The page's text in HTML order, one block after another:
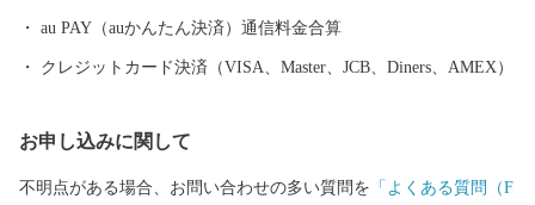
au PAY（auかんたん決済）通信料金合算
クレジットカード決済（VISA、Master、JCB、Diners、AMEX）
お申し込みに関して
不明点がある場合、お問い合わせの多い質問を 「よくある質問（F